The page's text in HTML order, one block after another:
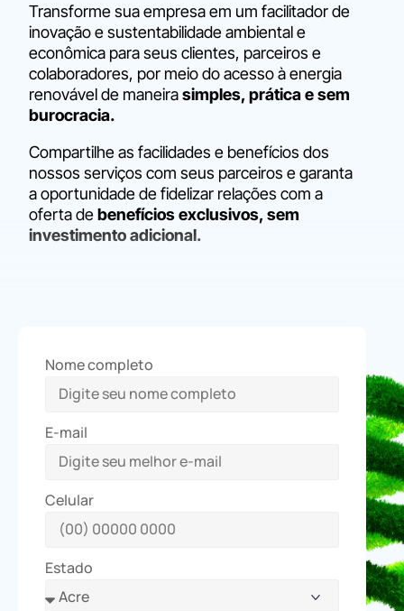
Transforme sua empresa em um facilitador de
inovação e sustentabilidade ambiental e
econômica para seus clientes, parceiros e
colaboradores, por meio do acesso à energia
renovável de maneirasimples, prática e sem
burocracia.
Compartilhe as facilidades e benefícios dos
nossos serviços com seus parceiros e garanta
a oportunidade de fidelizar relações com a
oferta debenefícios exclusivos, sem
investimento adicional.
Nome completo
E-mail
Celular
Estado